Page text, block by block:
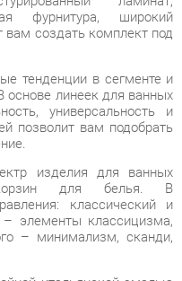
тенденции в сегменте и
линеек для ванных
универсальность и
изделия для ванных
для белья. В
классический и
классицизма,
– минимализм, сканди,
итальянской эмалью
моделей
оформления ванной